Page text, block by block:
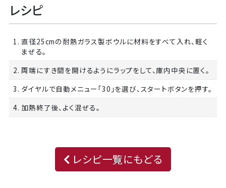
レシピ
1. 直径25cmの耐熱ガラス製ボウルに材料をすべて入れ、軽く
まぜる。
2. 両端にすき間を開けるようにラップをして、庫内中央に置く。
3. ダイヤルで自動メニュー「30」を選び、スタートボタンを押す。
4. 加熱終了後、よく混ぜる。
レシピ一覧にもどる